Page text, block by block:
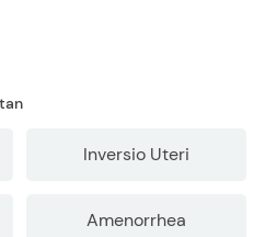
Inversio Uteri
Amenorrhea